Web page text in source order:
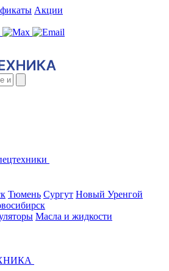
Акции
Тюмень Сургут Новый Уренгой
Масла и жидкости